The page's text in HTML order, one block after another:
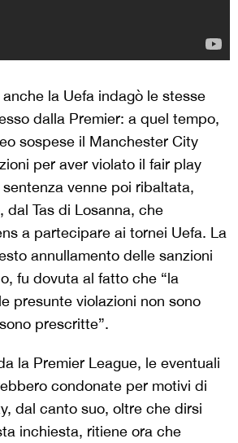
la Uefa indagò le stesse
dalla Premier: a quel tempo,
sospese il Manchester City
per aver violato il fair play
venne poi ribaltata,
dal Tas di Losanna, che
a partecipare ai tornei Uefa. La
annullamento delle sanzioni
fu dovuta al fatto che “la
presunte violazioni non sono
prescritte”.
la Premier League, le eventuali
condonate per motivi di
dal canto suo, oltre che dirsi
inchiesta, ritiene ora che